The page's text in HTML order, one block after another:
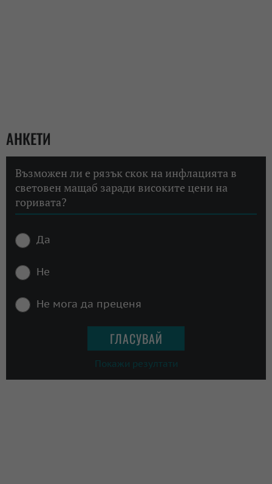
АНКЕТИ
Възможен ли е рязък скок на инфлацията в
световен мащаб заради високите цени на
горивата?
Да
Не
Не мога да преценя
Покажи резултати